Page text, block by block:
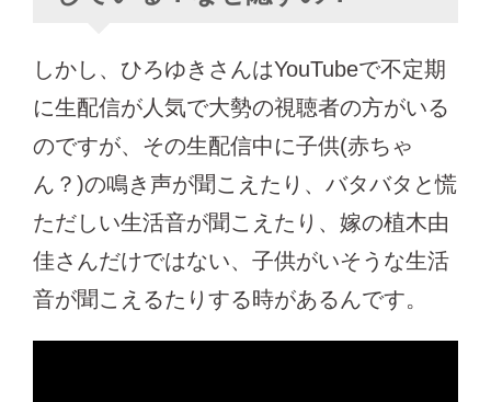
しかし、ひろゆきさんはYouTubeで不定期
に生配信が人気で大勢の視聴者の方がいる
のですが、その生配信中に子供(赤ちゃ
ん？)の鳴き声が聞こえたり、バタバタと慌
ただしい生活音が聞こえたり、嫁の植木由
佳さんだけではない、子供がいそうな生活
音が聞こえるたりする時があるんです。